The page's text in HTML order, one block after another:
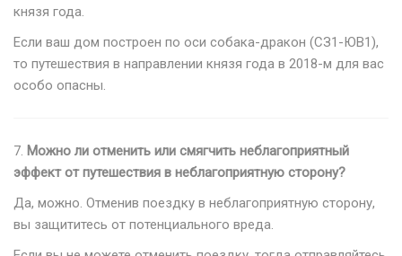
князя года.
Если ваш дом построен по оси собака-дракон (СЗ1-ЮВ1),
то путешествия в направлении князя года в 2018-м для вас
особо опасны.
7. Можно ли отменить или смягчить неблагоприятный
эффект от путешествия в неблагоприятную сторону?
Да, можно. Отменив поездку в неблагоприятную сторону,
вы защититесь от потенциального вреда.